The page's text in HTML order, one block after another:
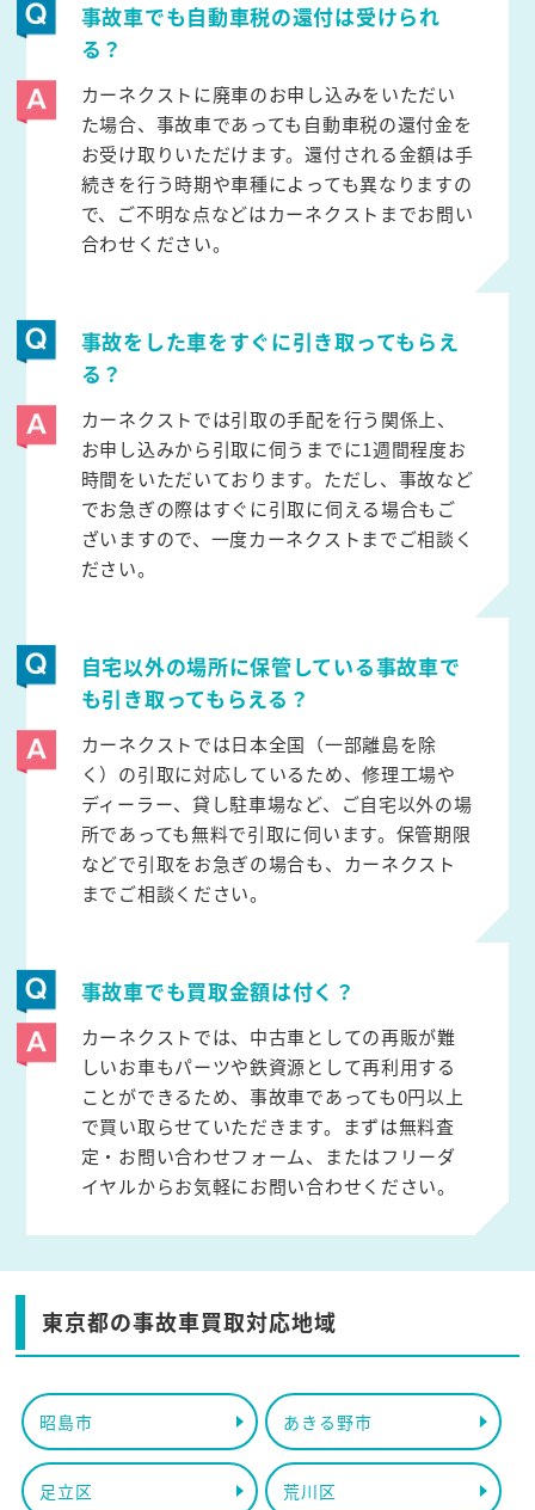
事故車でも自動車税の還付は受けられ
る？
カーネクストに廃車のお申し込みをいただい
た場合、事故車であっても自動車税の還付金を
お受け取りいただけます。還付される金額は手
続きを行う時期や車種によっても異なりますの
で、ご不明な点などはカーネクストまでお問い
合わせください。
事故をした車をすぐに引き取ってもらえ
る？
カーネクストでは引取の手配を行う関係上、
お申し込みから引取に伺うまでに1週間程度お
時間をいただいております。ただし、事故など
でお急ぎの際はすぐに引取に伺える場合もご
ざいますので、一度カーネクストまでご相談く
ださい。
自宅以外の場所に保管している事故車で
も引き取ってもらえる？
カーネクストでは日本全国（一部離島を除
く）の引取に対応しているため、修理工場や
ディーラー、貸し駐車場など、ご自宅以外の場
所であっても無料で引取に伺います。保管期限
などで引取をお急ぎの場合も、カーネクスト
までご相談ください。
事故車でも買取金額は付く？
カーネクストでは、中古車としての再販が難
しいお車もパーツや鉄資源として再利用する
ことができるため、事故車であっても0円以上
で買い取らせていただきます。まずは無料査
定・お問い合わせフォーム、またはフリーダ
イヤルからお気軽にお問い合わせください。
東京都の事故車買取対応地域
昭島市 あきる野市
足立区 荒川区